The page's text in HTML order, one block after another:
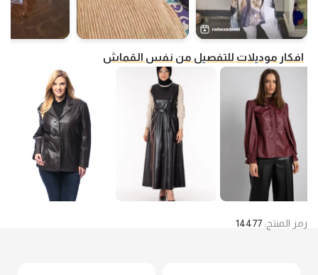
افكار موديلات للتفصيل من نفس القماش
رمز المنتج: 14477